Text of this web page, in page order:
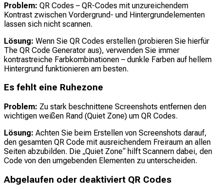
Problem: QR Codes – QR-Codes mit unzureichendem
Kontrast zwischen Vordergrund- und Hintergrundelementen
lassen sich nicht scannen.
Lösung: Wenn Sie QR Codes erstellen (probieren Sie hierfür
The QR Code Generator aus), verwenden Sie immer
kontrastreiche Farbkombinationen – dunkle Farben auf hellem
Hintergrund funktionieren am besten.
Es fehlt eine Ruhezone
Problem: Zu stark beschnittene Screenshots entfernen den
wichtigen weißen Rand (Quiet Zone) um QR Codes.
Lösung: Achten Sie beim Erstellen von Screenshots darauf,
den gesamten QR Code mit ausreichendem Freiraum an allen
Seiten abzubilden. Die „Quiet Zone“ hilft Scannern dabei, den
Code von den umgebenden Elementen zu unterscheiden.
Abgelaufen oder deaktiviert QR Codes